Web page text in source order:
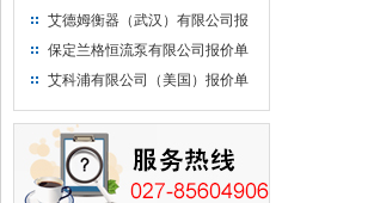
价单
艾德姆衡器（武汉）有限公司报
价单
保定兰格恒流泵有限公司报价单
艾科浦有限公司（美国）报价单